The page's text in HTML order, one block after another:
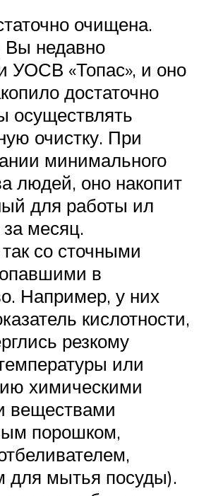
очищена.
Вы недавно
УОСВ «Топас», и оно
достаточно
осуществлять
очистку. При
минимального
людей, оно накопит
для работы ил
месяц.
со сточными
в
Например, у них
кислотности,
резкому
или
химическими
веществами
порошком,
для мытья посуды).